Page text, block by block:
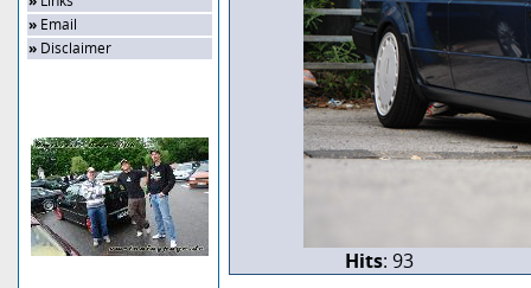
» Email
» Disclaimer
Hits: 93